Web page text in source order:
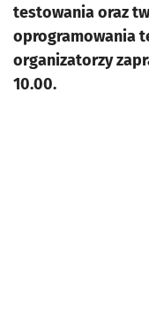
testowania oraz
oprogramowania
organizatorzy
10.00.